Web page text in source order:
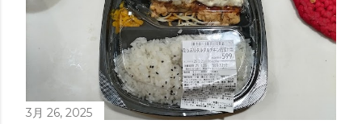
3月 26, 2025